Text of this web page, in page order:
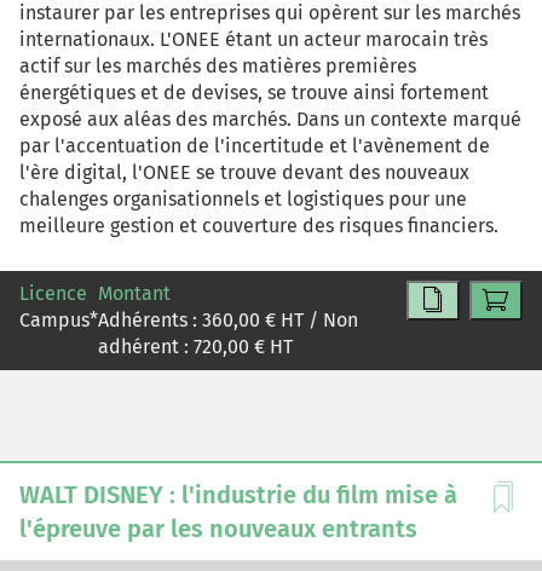
instaurer par les entreprises qui opèrent sur les marchés
internationaux. L'ONEE étant un acteur marocain très
actif sur les marchés des matières premières
énergétiques et de devises, se trouve ainsi fortement
exposé aux aléas des marchés. Dans un contexte marqué
par l'accentuation de l'incertitude et l'avènement de
l'ère digital, l'ONEE se trouve devant des nouveaux
chalenges organisationnels et logistiques pour une
meilleure gestion et couverture des risques financiers.
Licence
Campus*
Montant
Adhérents : 360,00 € HT / Non
adhérent : 720,00 € HT
WALT DISNEY : l'industrie du film mise à
l'épreuve par les nouveaux entrants